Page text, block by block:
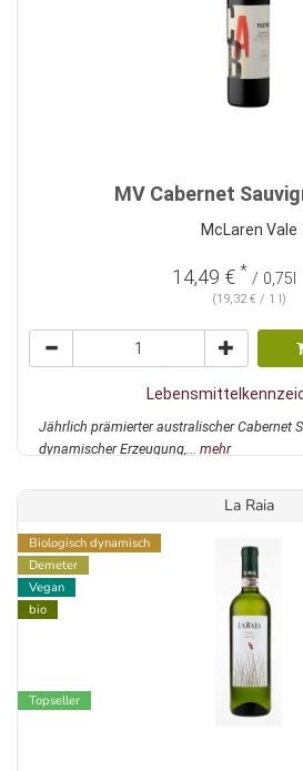
MV Cabernet
McLaren Vale
14,49 € * / 0,75l
(19,32 € / 1 l)
Jährlich prämierter australischer Cabernet
dynamischer Erzeugung,... mehr
La Raia
Biologisch dynamisch
Demeter
Vegan
bio
Topseller